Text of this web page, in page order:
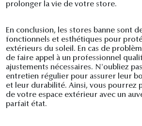
prolonger la vie de votre store.
En conclusion, les stores banne sont
fonctionnels et esthétiques pour
extérieurs du soleil. En cas de
de faire appel à un professionnel
ajustements nécessaires. N'oubliez
entretien régulier pour assurer leur
et leur durabilité. Ainsi, vous pourrez
de votre espace extérieur avec un
parfait état.